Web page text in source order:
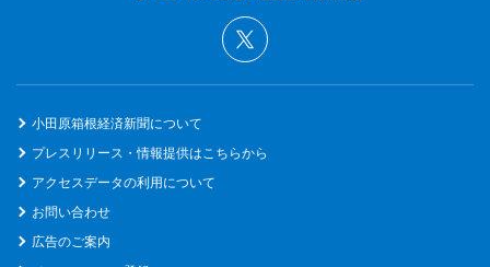
小田原箱根経済新聞について
プレスリリース・情報提供はこちらから
アクセスデータの利用について
お問い合わせ
広告のご案内